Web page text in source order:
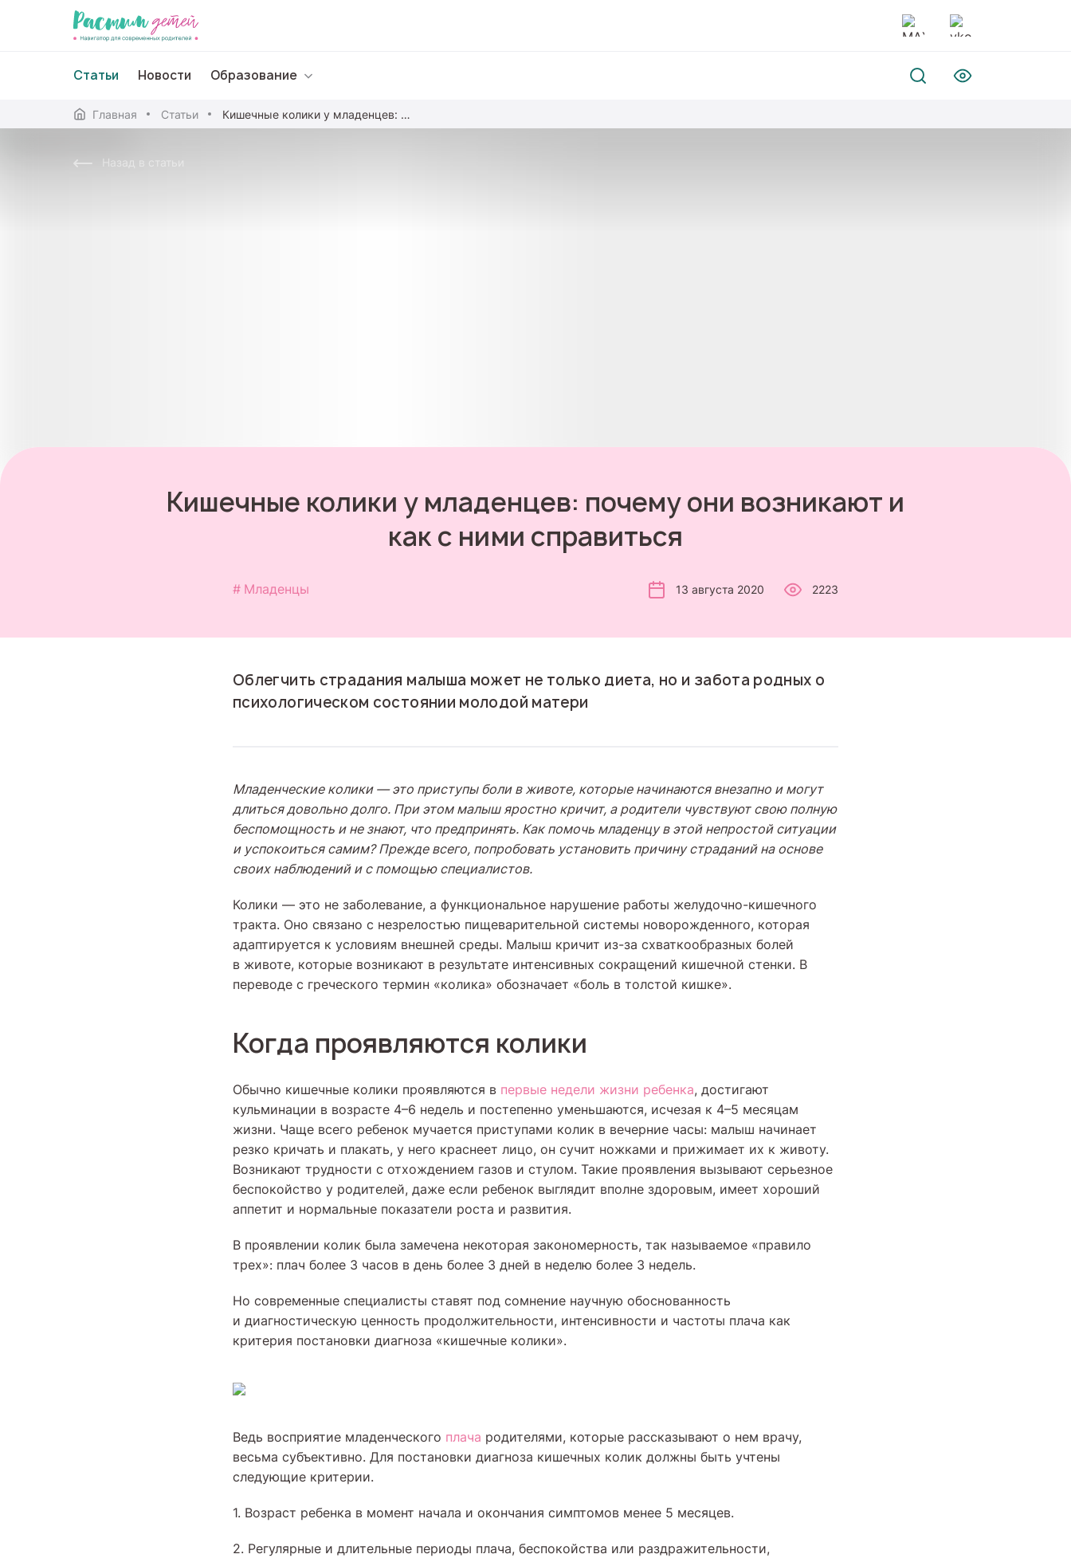
Статьи Новости Образование
Главная Статьи Кишечные колики у младенцев: почему они возникают и как с ними справиться
Назад в статьи
Кишечные колики у младенцев: почему они возникают и
как с ними справиться
Младенцы 13 августа 2020 2223
Облегчить страдания малыша может не только диета, но и забота родных о
психологическом состоянии молодой матери
Младенческие колики — это приступы боли в животе, которые начинаются внезапно и могут
длиться довольно долго. При этом малыш яростно кричит, а родители чувствуют свою полную
беспомощность и не знают, что предпринять. Как помочь младенцу в этой непростой ситуации
и успокоиться самим? Прежде всего, попробовать установить причину страданий на основе
своих наблюдений и с помощью специалистов.
Колики — это не заболевание, а функциональное нарушение работы желудочно-кишечного
тракта. Оно связано с незрелостью пищеварительной системы новорожденного, которая
адаптируется к условиям внешней среды. Малыш кричит из-за схваткообразных болей
в животе, которые возникают в результате интенсивных сокращений кишечной стенки. В
переводе с греческого термин «колика» обозначает «боль в толстой кишке».
Когда проявляются колики
Обычно кишечные колики проявляются в первые недели жизни ребенка, достигают
кульминации в возрасте 4–6 недель и постепенно уменьшаются, исчезая к 4–5 месяцам
жизни. Чаще всего ребенок мучается приступами колик в вечерние часы: малыш начинает
резко кричать и плакать, у него краснеет лицо, он сучит ножками и прижимает их к животу.
Возникают трудности с отхождением газов и стулом. Такие проявления вызывают серьезное
беспокойство у родителей, даже если ребенок выглядит вполне здоровым, имеет хороший
аппетит и нормальные показатели роста и развития.
В проявлении колик была замечена некоторая закономерность, так называемое «правило
трех»: плач более 3 часов в день более 3 дней в неделю более 3 недель.
Но современные специалисты ставят под сомнение научную обоснованность
и диагностическую ценность продолжительности, интенсивности и частоты плача как
критерия постановки диагноза «кишечные колики».
Ведь восприятие младенческого плача родителями, которые рассказывают о нем врачу,
весьма субъективно. Для постановки диагноза кишечных колик должны быть учтены
следующие критерии.
1. Возраст ребенка в момент начала и окончания симптомов менее 5 месяцев.
2. Регулярные и длительные периоды плача, беспокойства или раздражительности,